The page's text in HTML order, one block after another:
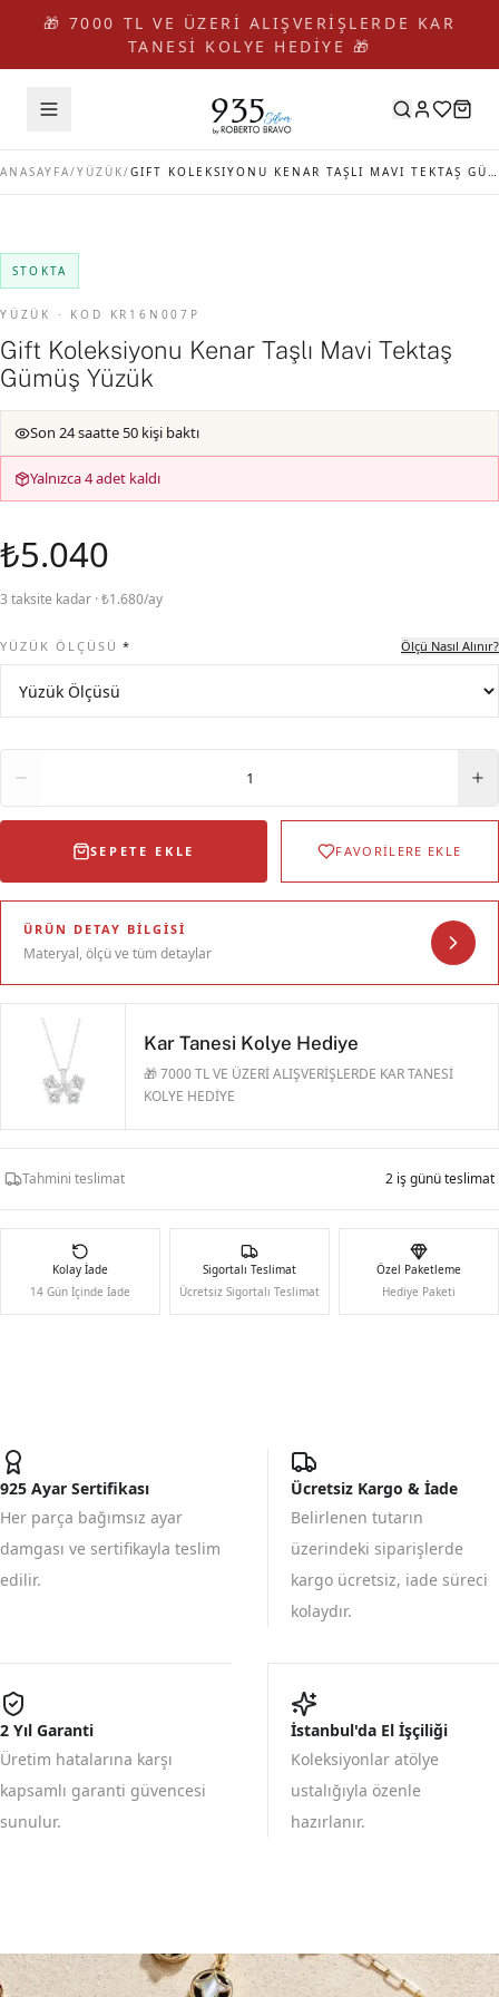
🎁 7000 TL VE ÜZERİ ALIŞVERİŞLERDE KAR
TANESİ KOLYE HEDİYE 🎁
ANASAYFA/YÜZÜK/ GIFT KOLEKSIYONU KENAR TAŞLI MAVI TEKTAŞ GÜMÜŞ YÜZÜK
STOKTA
YÜZÜK · KOD KR16N007P
Gift Koleksiyonu Kenar Taşlı Mavi Tektaş
Gümüş Yüzük
Son 24 saatte 50 kişi baktı
Yalnızca 4 adet kaldı
₺5.040
3 taksite kadar · ₺1.680/ay
YÜZÜK ÖLÇÜSÜ * Ölçü Nasıl Alınır?
1
SEPETE EKLE FAVORİLERE EKLE
ÜRÜN DETAY BILGISI
Materyal, ölçü ve tüm detaylar
Kar Tanesi Kolye Hediye
🎁 7000 TL VE ÜZERİ ALIŞVERİŞLERDE KAR TANESİ
KOLYE HEDİYE
Tahmini teslimat 2 iş günü teslimat
Kolay İade
14 Gün İçinde İade
Sigortalı Teslimat
Ücretsiz Sigortalı Teslimat
Özel Paketleme
Hediye Paketi
925 Ayar Sertifikası
Her parça bağımsız ayar
damgası ve sertifikayla teslim
edilir.
Ücretsiz Kargo & İade
Belirlenen tutarın
üzerindeki siparişlerde
kargo ücretsiz, iade süreci
kolaydır.
2 Yıl Garanti
Üretim hatalarına karşı
kapsamlı garanti güvencesi
sunulur.
İstanbul'da El İşçiliği
Koleksiyonlar atölye
ustalığıyla özenle
hazırlanır.